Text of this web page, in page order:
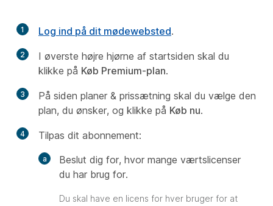
1 Log ind på dit mødewebsted.
2
I øverste højre hjørne af startsiden skal du
klikke på Køb Premium-plan.
3
På siden planer & prissætning skal du vælge den
plan, du ønsker, og klikke på Køb nu.
4
Tilpas dit abonnement:
Beslut dig for, hvor mange værtslicenser
du har brug for.
Du skal have en licens for hver bruger for at